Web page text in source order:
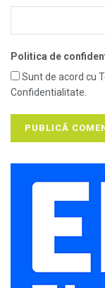
Politica de
Sunt de acord cu
Confidentialitate.